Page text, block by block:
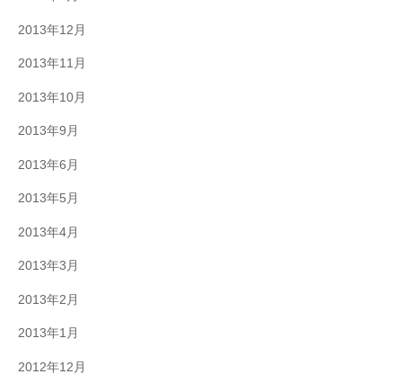
2013年12月
2013年11月
2013年10月
2013年9月
2013年6月
2013年5月
2013年4月
2013年3月
2013年2月
2013年1月
2012年12月